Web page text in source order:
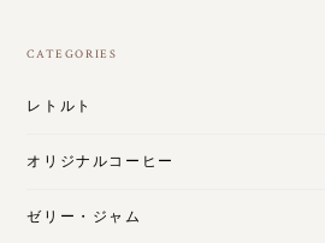
CATEGORIES
レトルト
オリジナルコーヒー
ゼリー・ジャム